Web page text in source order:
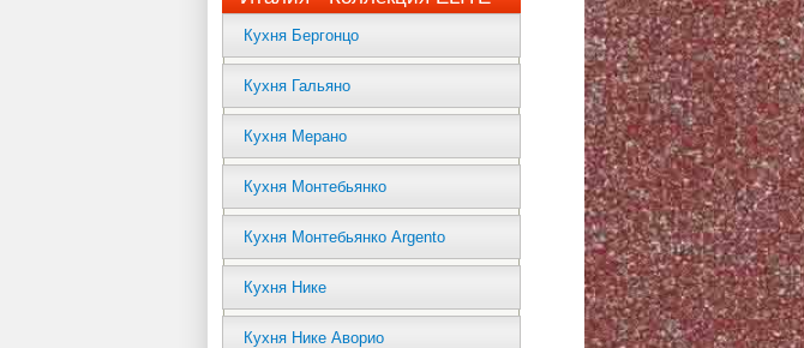
Кухня Бергонцо
Кухня Гальяно
Кухня Мерано
Кухня Монтебьянко
Кухня Монтебьянко Argento
Кухня Нике
Кухня Нике Аворио